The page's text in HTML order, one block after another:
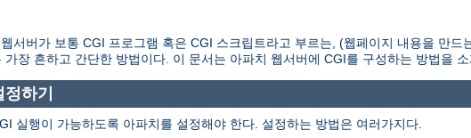
서버가 보통 CGI 프로그램 혹은 CGI 스크립트라고 부르는, (웹페이지 내용을 만드
장 흔하고 간단한 방법이다. 이 문서는 아파치 웹서버에 CGI를 구성하는 방법을
하기
실행이 가능하도록 아파치를 설정해야 한다. 설정하는 방법은 여러가지다.